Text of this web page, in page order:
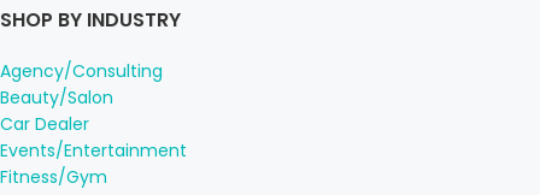
SHOP BY INDUSTRY
Agency/Consulting
Beauty/Salon
Car Dealer
Events/Entertainment
Fitness/Gym